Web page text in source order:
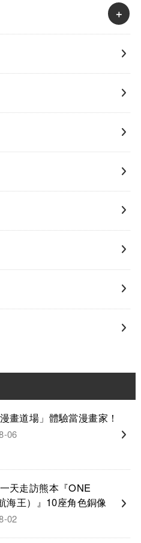
畫道場」體驗當漫畫家！
06
天走訪熊本『ONE
海王）』10座角色銅像
02